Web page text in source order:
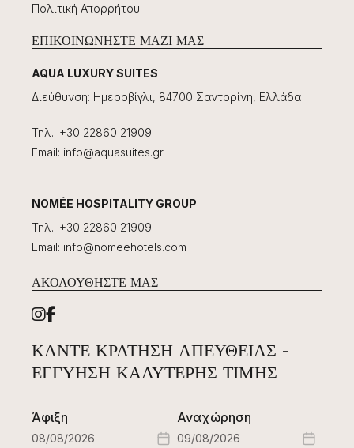
Πολιτική Απορρήτου
ΕΠΙΚΟΙΝΩΝΉΣΤΕ ΜΑΖΊ ΜΑΣ
AQUA LUXURY SUITES
Διεύθυνση: Ημεροβίγλι, 84700 Σαντορίνη, Ελλάδα
Τηλ.: +30 22860 21909
Email: info@aquasuites.gr
NOMÉE HOSPITALITY GROUP
Τηλ.: +30 22860 21909
Email: info@nomeehotels.com
ΑΚΟΛΟΥΘΉΣΤΕ ΜΑΣ
ΚΆΝΤΕ ΚΡΆΤΗΣΗ ΑΠΕΥΘΕΊΑΣ -
ΕΓΓΎΗΣΗ ΚΑΛΎΤΕΡΗΣ ΤΙΜΉΣ
Άφιξη Αναχώρηση